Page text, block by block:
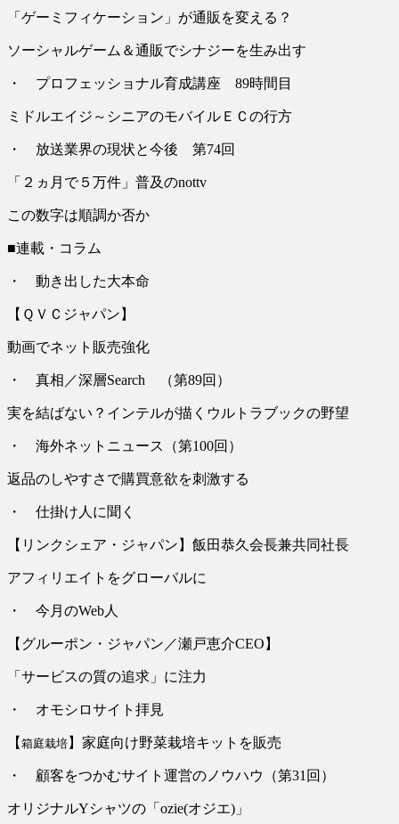
「ゲーミフィケーション」が通販を変える？
ソーシャルゲーム＆通販でシナジーを生み出す
・ プロフェッショナル育成講座 89時間目
ミドルエイジ～シニアのモバイルＥＣの行方
・ 放送業界の現状と今後 第74回
「２ヵ月で５万件」普及のnottv
この数字は順調か否か
■連載・コラム
・ 動き出した大本命
【ＱＶＣジャパン】
動画でネット販売強化
・ 真相／深層Search （第89回）
実を結ばない？インテルが描くウルトラブックの野望
・ 海外ネットニュース（第100回）
返品のしやすさで購買意欲を刺激する
・ 仕掛け人に聞く
【リンクシェア・ジャパン】飯田恭久会長兼共同社長
アフィリエイトをグローバルに
・ 今月のWeb人
【グルーポン・ジャパン／瀬戸恵介CEO】
「サービスの質の追求」に注力
・ オモシロサイト拝見
【 箱庭栽培 】家庭向け野菜栽培キットを販売
・ 顧客をつかむサイト運営のノウハウ（第31回）
オリジナルYシャツの「ozie(オジエ)」